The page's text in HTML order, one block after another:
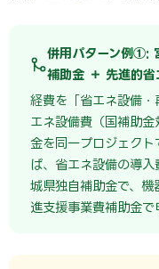
併用パターン例①:
補助金 ＋ 先進的省
経費を「省エネ設備
エネ設備費（国補助金
金を同一プロジェクト
ば、省エネ設備の導
城県独自補助金で、機
進支援事業費補助金で